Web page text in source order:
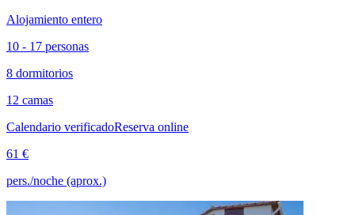
Alojamiento entero
10 - 17 personas
8 dormitorios
12 camas
Calendario verificadoReserva online
61 €
pers./noche (aprox.)